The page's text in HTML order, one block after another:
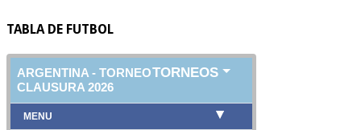
TABLA DE FUTBOL